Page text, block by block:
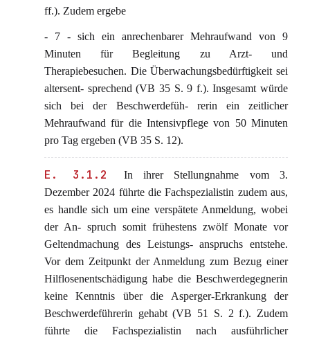
ff.). Zudem ergebe
- 7 - sich ein anrechenbarer Mehraufwand von 9
Minuten für Begleitung zu Arzt- und
Therapiebesuchen. Die Überwachungsbedürftigkeit sei
altersent- sprechend (VB 35 S. 9 f.). Insgesamt würde
sich bei der Beschwerdefüh- rerin ein zeitlicher
Mehraufwand für die Intensivpflege von 50 Minuten
pro Tag ergeben (VB 35 S. 12).
E. 3.1.2
In ihrer Stellungnahme vom 3.
Dezember 2024 führte die Fachspezialistin zudem aus,
es handle sich um eine verspätete Anmeldung, wobei
der An- spruch somit frühestens zwölf Monate vor
Geltendmachung des Leistungs- anspruchs entstehe.
Vor dem Zeitpunkt der Anmeldung zum Bezug einer
Hilflosenentschädigung habe die Beschwerdegegnerin
keine Kenntnis über die Asperger-Erkrankung der
Beschwerdeführerin gehabt (VB 51 S. 2 f.). Zudem
führte die Fachspezialistin nach ausführlicher